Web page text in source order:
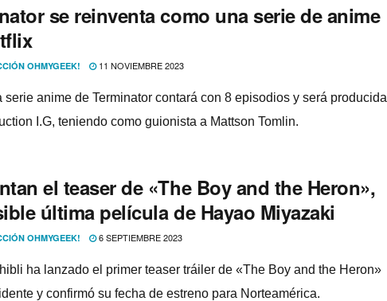
se reinventa como una serie de anime
OHMYGEEK! 11 NOVIEMBRE 2023
serie anime de Terminator contará con 8 episodios y será producida
I.G, teniendo como guionista a Mattson Tomlin.
el teaser de «The Boy and the Heron»,
última película de Hayao Miyazaki
OHMYGEEK! 6 SEPTIEMBRE 2023
ha lanzado el primer teaser tráiler de «The Boy and the Heron»
y confirmó su fecha de estreno para Norteamérica.